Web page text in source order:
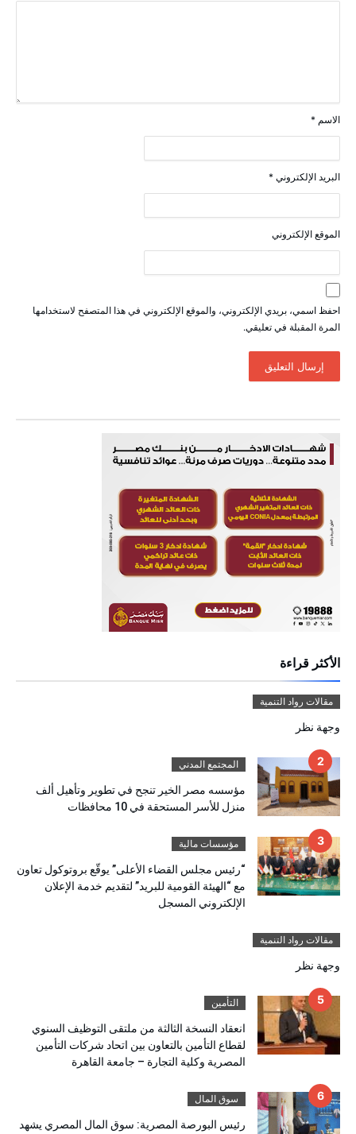
الاسم *
البريد الإلكتروني *
الموقع الإلكتروني
احفظ اسمي، بريدي الإلكتروني، والموقع الإلكتروني في هذا المتصفح لاستخدامها
المرة المقبلة في تعليقي.
الأكثر قراءة
مقالات رواد التنمية
وجهة نظر
المجتمع المدني
مؤسسه مصر الخير تنجح في تطوير وتأهيل ألف
منزل للأسر المستحقة في 10 محافظات
مؤسسات مالية
“رئيس مجلس القضاء الأعلى” يوقّع بروتوكول تعاون
مع “الهيئة القومية للبريد” لتقديم خدمة الإعلان
الإلكتروني المسجل
مقالات رواد التنمية
وجهة نظر
التأمين
انعقاد النسخة الثالثة من ملتقى التوظيف السنوي
لقطاع التأمين بالتعاون بين اتحاد شركات التأمين
المصرية وكلية التجارة – جامعة القاهرة
سوق المال
رئيس البورصة المصرية: سوق المال المصري يشهد